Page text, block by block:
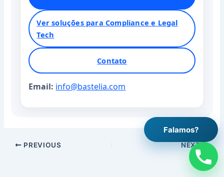
Ver soluções para Compliance e Legal
Tech
Contato
Email: info@bastelia.com
PREVIOUS NEXT
Falamos?